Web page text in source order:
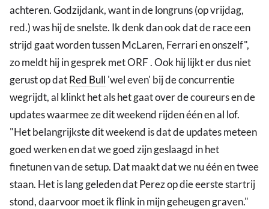
achteren. Godzijdank, want in de longruns (op vrijdag,
red.) was hij de snelste. Ik denk dan ook dat de race een
strijd gaat worden tussen McLaren, Ferrari en onszelf",
zo meldt hij in gesprek met ORF . Ook hij lijkt er dus niet
gerust op datRed Bull 'wel even' bij de concurrentie
wegrijdt, al klinkt het als het gaat over de coureurs en de
updates waarmee ze dit weekend rijden één en al lof.
"Het belangrijkste dit weekend is dat de updates meteen
goed werken en dat we goed zijn geslaagd in het
finetunen van de setup. Dat maakt dat we nu één en twee
staan. Het is lang geleden dat Perez op die eerste startrij
stond, daarvoor moet ik flink in mijn geheugen graven."